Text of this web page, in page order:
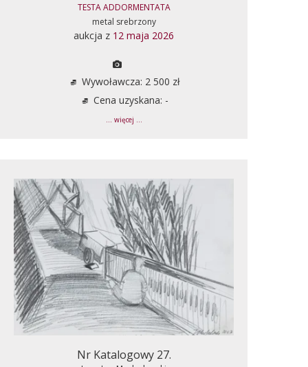
TESTA ADDORMENTATA
metal srebrzony
aukcja z 12 maja 2026
Wywoławcza: 2 500 zł
Cena uzyskana: -
... więcej ...
Nr Katalogowy 27.